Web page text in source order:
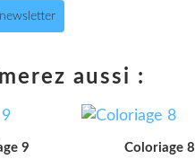
aussi :
9 Coloriage 8